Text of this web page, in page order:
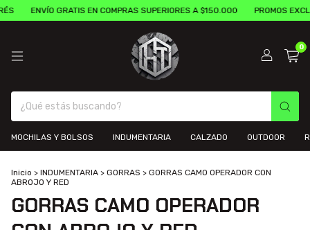
ENVÍO GRATIS EN COMPRAS SUPERIORES A $150.000 PROMOS
0
MOCHILAS Y BOLSOS INDUMENTARIA CALZADO OUTDOOR
Inicio > INDUMENTARIA > GORRAS > GORRAS CAMO OPERADOR CON
ABROJO Y RED
GORRAS CAMO OPERADOR